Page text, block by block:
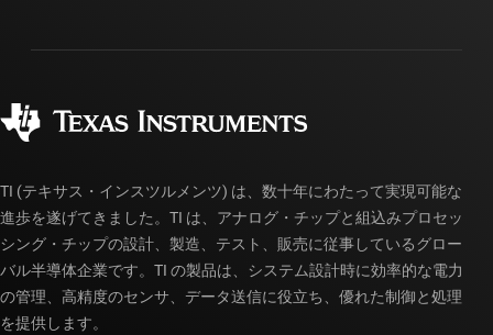
myTI アカウントの FAQ
ご注文に関する FAQ
TI (テキサス・インスツルメンツ) は、数十年にわたって実現可能な
進歩を遂げてきました。TI は、アナログ・チップと組込みプロセッ
シング・チップの設計、製造、テスト、販売に従事しているグロー
バル半導体企業です。TI の製品は、システム設計時に効率的な電力
の管理、高精度のセンサ、データ送信に役立ち、優れた制御と処理
を提供します。